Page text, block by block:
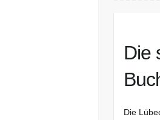
Die
Die